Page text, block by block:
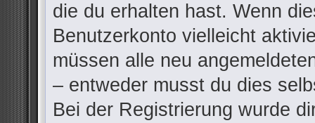
die du erhalten hast. Wenn
Benutzerkonto vielleicht
müssen alle neu
– entweder musst du dies
Bei der Registrierung wurde